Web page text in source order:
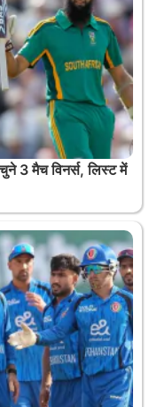
3 मैच विनर्स, लिस्ट में